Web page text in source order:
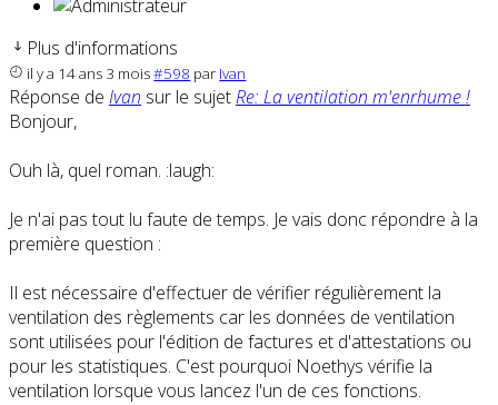
Plus d'informations
il y a 14 ans 3 mois#598 par Ivan
Réponse de Ivan sur le sujetRe: La ventilation m'enrhume !
Bonjour,
Ouh là, quel roman. :laugh:
Je n'ai pas tout lu faute de temps. Je vais donc répondre à la
première question :
Il est nécessaire d'effectuer de vérifier régulièrement la
ventilation des règlements car les données de ventilation
sont utilisées pour l'édition de factures et d'attestations ou
pour les statistiques. C'est pourquoi Noethys vérifie la
ventilation lorsque vous lancez l'un de ces fonctions.